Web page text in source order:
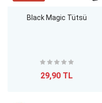
Black Magic Tütsü
29,90 TL